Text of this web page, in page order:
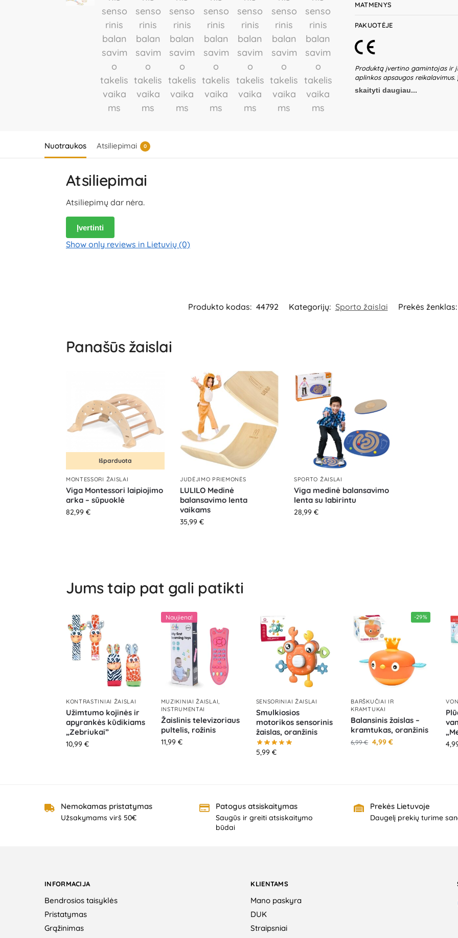
MATMENYS
PAKUOTĖJE
Produktą įvertino gamintojas ir
aplinkos apsaugos reikalavimus.
surinkti tik suaugusieji.
žaislas gali sužaloti vaikus.
skaityti daugiau...
Nuotraukos Atsiliepimai 0
Atsiliepimai
Atsiliepimų dar nėra.
Įvertinti
Show only reviews in Lietuvių (0)
Produkto kodas: 44792 Kategorijų: Sporto žaislai Prekės ženklas:
Panašūs žaislai
Išparduota
MONTESSORI ŽAISLAI
Viga Montessori laipiojimo
arka – sūpuoklė
82,99 €
JUDĖJIMO PRIEMONĖS
LULILO Medinė
balansavimo lenta
vaikams
35,99 €
SPORTO ŽAISLAI
Viga medinė balansavimo
lenta su labirintu
28,99 €
Jums taip pat gali patikti
KONTRASTINIAI ŽAISLAI
Užimtumo kojinės ir
apyrankės kūdikiams
„Zebriukai”
10,99 €
Naujiena!
MUZIKINIAI ŽAISLAI,
INSTRUMENTAI
Žaislinis televizoriaus
pultelis, rožinis
11,99 €
SENSORINIAI ŽAISLAI
Smulkiosios
motorikos sensorinis
žaislas, oranžinis
5,99 €
-29%
BARŠKUČIAI IR
KRAMTUKAI
Balansinis žaislas –
kramtukas, oranžinis
6,99€ 4,99€
Nemokamas pristatymas
Užsakymams virš 50€
Patogus atsiskaitymas
Saugūs ir greiti atsiskaitymo
būdai
Prekės Lietuvoje
Daugelį prekių turime
INFORMACIJA
Bendrosios taisyklės
Pristatymas
Grąžinimas
KLIENTAMS
Mano paskyra
DUK
Straipsniai